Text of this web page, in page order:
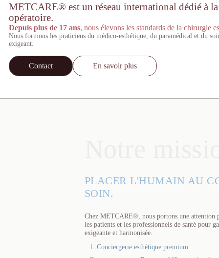
METCARE® est un réseau international dédié à
opératoire.
Depuis plus de 17 ans, nous élevons les standards de la chirurgie
Nous formons les praticiens du médico-esthétique, du paramédical et du
exigeant.
Contact En savoir plus
PLACER L'HUMAIN AU
SOIN.
Chez METCARE®, nous portons une attention
les patients et les professionnels de santé pour
exigeante et harmonisée.
1. Conciergerie esthétique premium